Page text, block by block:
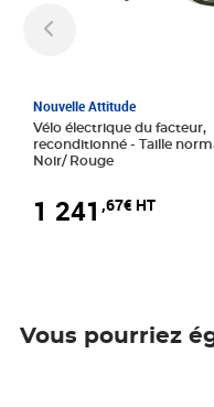
Nouvelle Attitude
Vélo électrique du facteur,
reconditionné - Taille normale -
Noir/ Rouge
1 241 ,67€ HT
Vous pourriez